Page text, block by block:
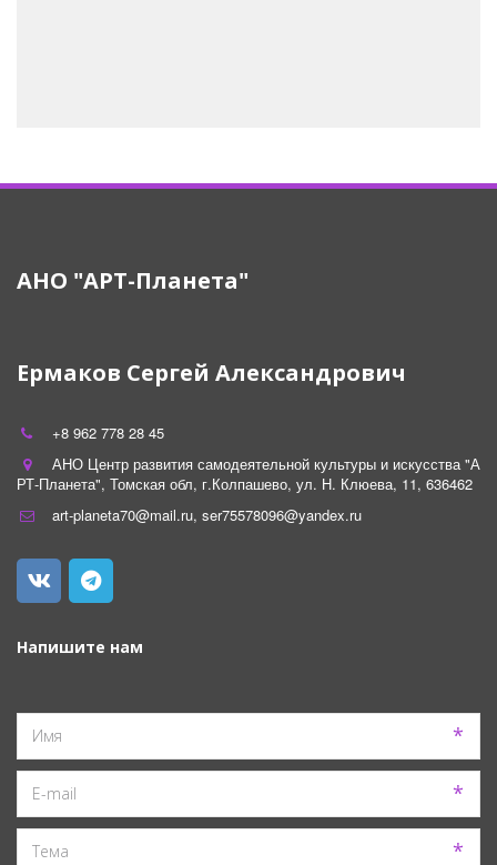
АНО "АРТ-Планета"
Ермаков Сергей Александрович
+8 962 778 28 45
АНО Центр развития самодеятельной культуры и искусства "А
РТ-Планета", Томская обл, г.Колпашево, ул. Н. Клюева, 11, 636462
art-planeta70@mail.ru, ser75578096@yandex.ru
Напишите нам
*
*
*